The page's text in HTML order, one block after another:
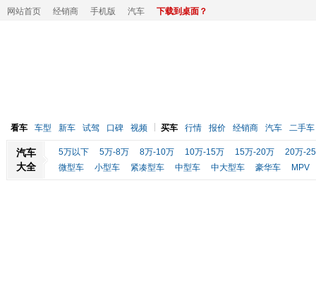
网站首页 经销商 手机版 汽车 下载到桌面？
看车 车型 新车 试驾 口碑 视频 买车 行情 报价 经销商 汽车 二手车
汽车
大全
5万以下 5万-8万 8万-10万 10万-15万 15万-20万
20万-
微型车
小型车 紧凑型车 中型车 中大型车 豪华车 MPV